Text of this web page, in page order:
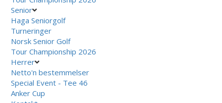
Senior
Haga Seniorgolf
Turneringer
Norsk Senior Golf
Tour Championship 2026
Herrer
Netto'n bestemmelser
Special Event - Tee 46
Anker Cup